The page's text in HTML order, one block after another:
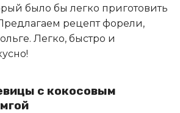
было бы легко приготовить
рецепт форели,
Легко, быстро и
с кокосовым